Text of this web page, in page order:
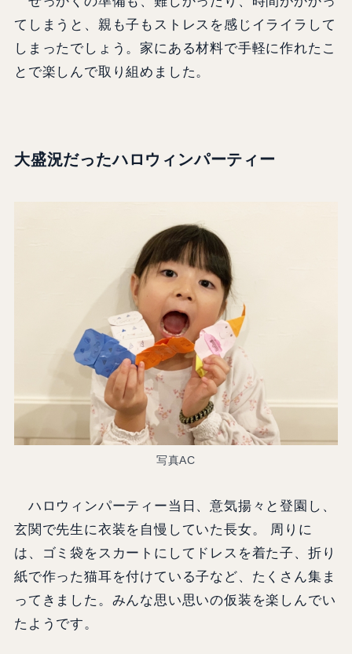
てしまうと、親も子もストレスを感じイライラして
しまったでしょう。家にある材料で手軽に作れたこ
とで楽しんで取り組めました。
大盛況だったハロウィンパーティー
写真AC
ハロウィンパーティー当日、意気揚々と登園し、
玄関で先生に衣装を自慢していた長女。 周りに
は、ゴミ袋をスカートにしてドレスを着た子、折り
紙で作った猫耳を付けている子など、たくさん集ま
ってきました。みんな思い思いの仮装を楽しんでい
たようです。